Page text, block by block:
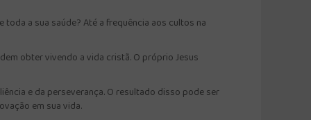
a sua saúde? Até a frequência aos cultos na
obter vivendo a vida cristã. O próprio Jesus
e da perseverança. O resultado disso pode ser
em sua vida.